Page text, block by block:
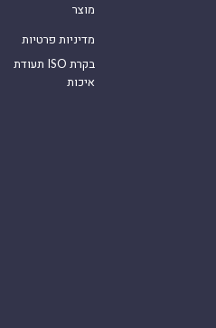
מוצר
מדיניות פרטיות
תעודת ISO בקרת
איכות